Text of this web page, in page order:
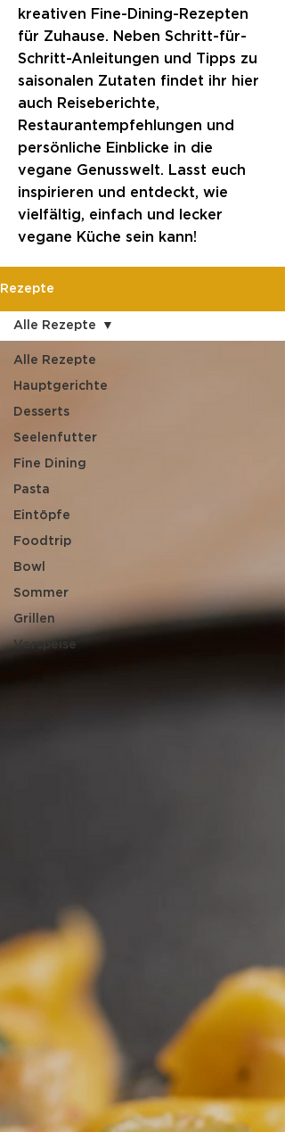
kreativen Fine-Dining-Rezepten
für Zuhause. Neben Schritt-für-
Schritt-Anleitungen und Tipps zu
saisonalen Zutaten findet ihr hier
auch Reiseberichte,
Restaurantempfehlungen und
persönliche Einblicke in die
vegane Genusswelt. Lasst euch
inspirieren und entdeckt, wie
vielfältig, einfach und lecker
vegane Küche sein kann!
Rezepte
Alle Rezepte
Hauptgerichte
Desserts
Seelenfutter
Fine Dining
Pasta
Eintöpfe
Foodtrip
Bowl
Sommer
Grillen
Vorspeise
Alle Rezepte